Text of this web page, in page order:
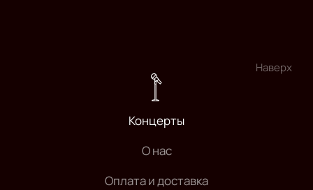
Наверх
Концерты
О нас
Оплата и доставка